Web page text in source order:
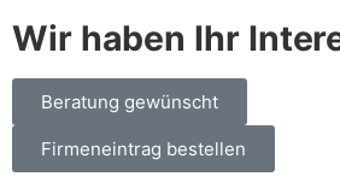
Wir haben Ihr
Beratung gewünscht
Firmeneintrag bestellen